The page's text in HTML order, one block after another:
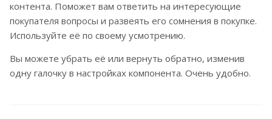
контента. Поможет вам ответить на интересующие
покупателя вопросы и развеять его сомнения в покупке.
Используйте её по своему усмотрению.
Вы можете убрать её или вернуть обратно, изменив
одну галочку в настройках компонента. Очень удобно.